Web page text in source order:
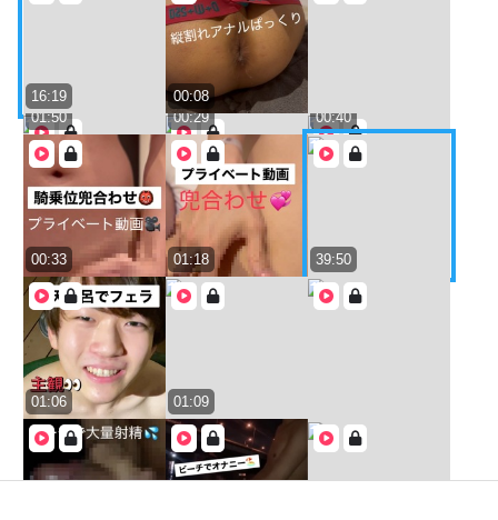
16:19
00:08
01:50
00:29 00:40
00:33 01:18 39:50
01:06 01:09